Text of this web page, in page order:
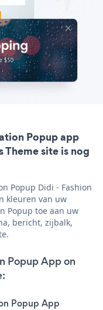
Popup app
Theme site is nog
Popup Didi - Fashion
kleuren van uw
Popup toe aan uw
bericht, zijbalk,
Popup App on
Popup App